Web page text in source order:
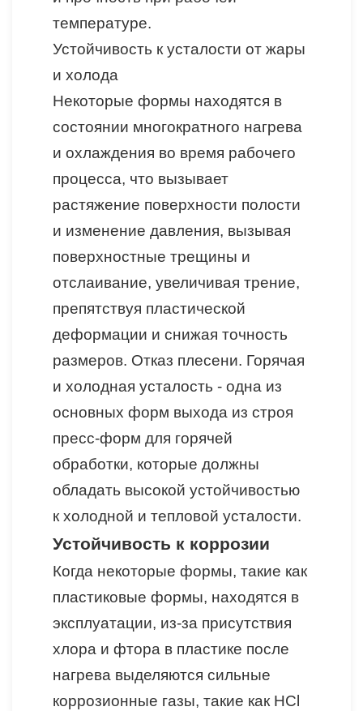
температуре.
Устойчивость к усталости от жары
и холода
Некоторые формы находятся в
состоянии многократного нагрева
и охлаждения во время рабочего
процесса, что вызывает
растяжение поверхности полости
и изменение давления, вызывая
поверхностные трещины и
отслаивание, увеличивая трение,
препятствуя пластической
деформации и снижая точность
размеров. Отказ плесени. Горячая
и холодная усталость - одна из
основных форм выхода из строя
пресс-форм для горячей
обработки, которые должны
обладать высокой устойчивостью
к холодной и тепловой усталости.
Устойчивость к коррозии
Когда некоторые формы, такие как
пластиковые формы, находятся в
эксплуатации, из-за присутствия
хлора и фтора в пластике после
нагрева выделяются сильные
коррозионные газы, такие как HCl